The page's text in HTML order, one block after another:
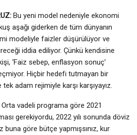
Bu yeni model nedeniyle ekonomi
aşağı giderken de tüm dünyanın
modeliyle faizler düşürülüyor ve
iddia ediliyor. Çünkü kendisine
‘Faiz sebep, enflasyon sonuç’
Hiçbir hedefi tutmayan bir
adam rejimiyle karşı karşıyayız.
Orta vadeli programa göre 2021
gerekiyordu, 2022 yılı sonunda döviz
buna göre bütçe yapmışsınız, kur